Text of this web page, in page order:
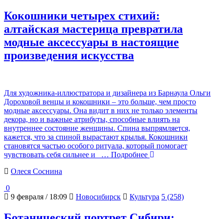
Кокошники четырех стихий:
алтайская мастерица превратила
модные аксессуары в настоящие
произведения искусства
Для художника-иллюстратора и дизайнера из Барнаула Ольги
Дороховой венцы и кокошники – это больше, чем просто
модные аксессуары. Она видит в них не только элементы
декора, но и важные атрибуты, способные влиять на
внутреннее состояние женщины. Спина выпрямляется,
кажется, что за спиной вырастают крылья. Кокошники
становятся частью особого ритуала, который помогает
чувствовать себя сильнее и
… Подробнее
Олеся Соснина
0
9 февраля / 18:09
Новосибирск Культура 5 (258)